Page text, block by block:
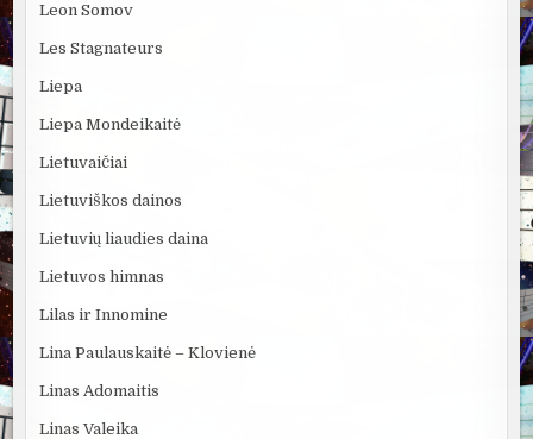
Leon Somov
Les Stagnateurs
Liepa
Liepa Mondeikaitė
Lietuvaičiai
Lietuviškos dainos
Lietuvių liaudies daina
Lietuvos himnas
Lilas ir Innomine
Lina Paulauskaitė – Klovienė
Linas Adomaitis
Linas Valeika